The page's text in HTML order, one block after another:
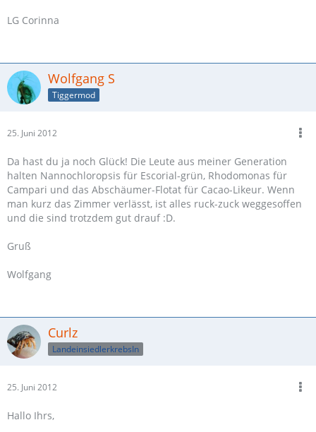
LG Corinna
Wolfgang S
Tiggermod
25. Juni 2012
Da hast du ja noch Glück! Die Leute aus meiner Generation
halten Nannochloropsis für Escorial-grün, Rhodomonas für
Campari und das Abschäumer-Flotat für Cacao-Likeur. Wenn
man kurz das Zimmer verlässt, ist alles ruck-zuck weggesoffen
und die sind trotzdem gut drauf :D.
Gruß
Wolfgang
Curlz
LandeinsiedlerkrebsIn
25. Juni 2012
Hallo Ihrs,